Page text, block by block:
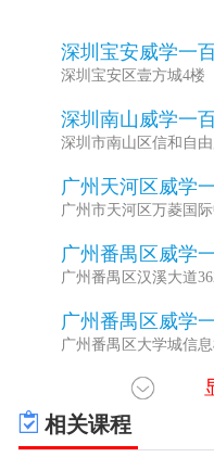
深圳宝安威学一
深圳宝安区壹方城4楼
深圳南山威学一
深圳市南山区信和自
广州天河区威学
区)
广州市天河区万菱国
广州番禺区威学
广州番禺区汉溪大道
广州番禺区威学
区)
广州番禺区大学城信
佛山顺德威学一
佛山南海区永胜西路新
佛山顺德威学一
相关课程